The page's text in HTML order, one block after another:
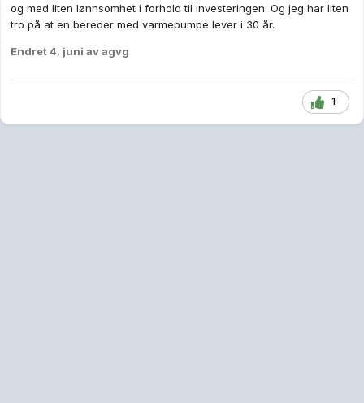
og med liten lønnsomhet i forhold til investeringen. Og jeg har liten
tro på at en bereder med varmepumpe lever i 30 år.
Endret4. juni av agvg
1